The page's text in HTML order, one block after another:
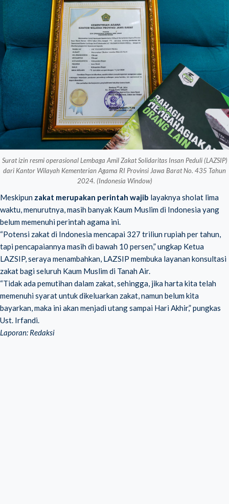
Surat izin resmi operasional Lembaga Amil Zakat Solidaritas Insan Peduli (LAZSIP)
dari Kantor Wilayah Kementerian Agama RI Provinsi Jawa Barat No. 435 Tahun
2024. (Indonesia Window)
Meskipun zakat merupakan perintah wajib layaknya sholat lima
waktu, menurutnya, masih banyak Kaum Muslim di Indonesia yang
belum memenuhi perintah agama ini.
“Potensi zakat di Indonesia mencapai 327 triliun rupiah per tahun,
tapi pencapaiannya masih di bawah 10 persen,” ungkap Ketua
LAZSIP, seraya menambahkan, LAZSIP membuka layanan konsultasi
zakat bagi seluruh Kaum Muslim di Tanah Air.
“Tidak ada pemutihan dalam zakat, sehingga, jika harta kita telah
memenuhi syarat untuk dikeluarkan zakat, namun belum kita
bayarkan, maka ini akan menjadi utang sampai Hari Akhir,” pungkas
Ust. Irfandi.
Laporan: Redaksi